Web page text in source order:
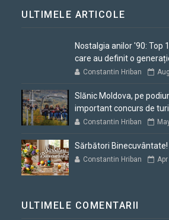
ULTIMELE ARTICOLE
Nostalgia anilor '90: Top
care au definit o
Constantin Hriban
Slănic Moldova, pe
important concurs de
Constantin Hriban
Sărbători Binecuvântate!
Constantin Hriban
ULTIMELE COMENTARII